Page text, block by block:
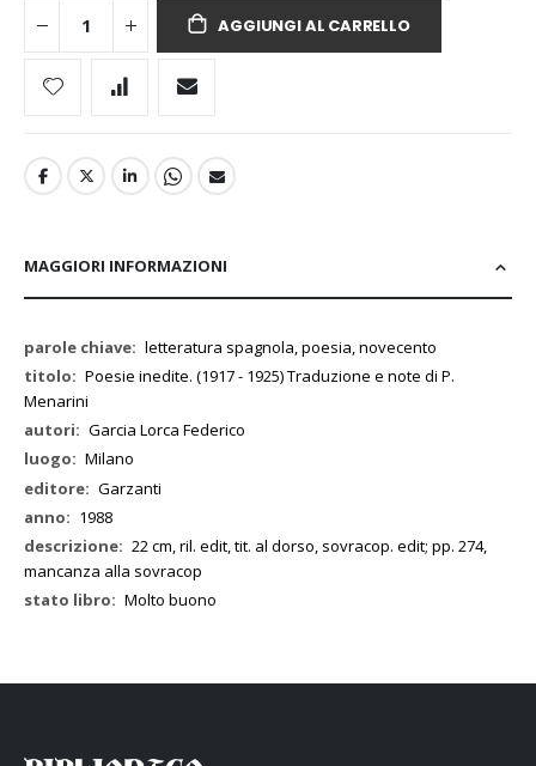
AGGIUNGI AL CARRELLO
MAGGIORI INFORMAZIONI
Maggiori
Informazioni
letteratura spagnola, poesia, novecento
Poesie inedite. (1917 - 1925) Traduzione e note di P.
Menarini
Garcia Lorca Federico
Milano
Garzanti
1988
22 cm, ril. edit, tit. al dorso, sovracop. edit; pp. 274,
mancanza alla sovracop
Molto buono